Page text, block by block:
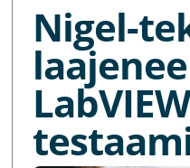
Nigel-
laajenee